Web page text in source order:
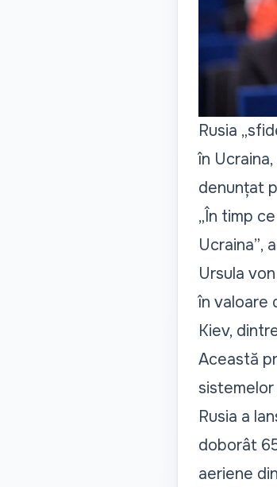
Rusia
în
denunțat
„În timp
Ucraina”,
Ursula
în valoare
Kiev,
Această
Rusia a
doborât
aeriene